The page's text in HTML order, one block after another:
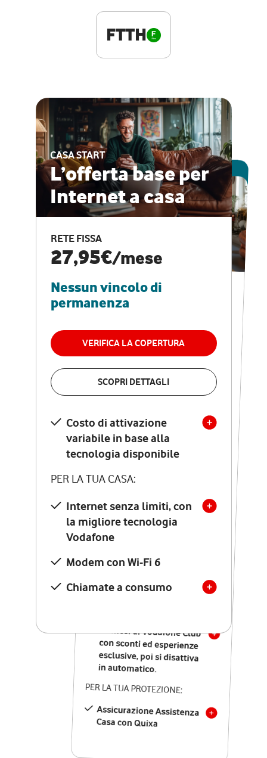
FTTH
CASA START
L’offerta base per
Internet a casa
RETE FISSA
27,95€/mese
Nessun vincolo di
permanenza
VERIFICA LA COPERTURA
SCOPRI DETTAGLI
Costo di attivazione
variabile in base alla
tecnologia disponibile
PER LA TUA CASA:
Internet senza limiti, con
la migliore tecnologia
Vodafone
Modem con Wi-Fi 6
Chiamate a consumo
ESCLUSIVA ONLINE
CASA PRO
Internet veloce e
vantaggi speciali
RETE FISSA + VODAFONE CLUB
29,95€
permanenza
VERIFICA LA COPERTURA
Costo di attivazione
variabile in base alla
tecnologia disponibile
PER LA TUA CASA:
Internet senza limiti, con
la migliore tecnologia
Vodafone
Modem Seven con Wi-Fi 7
Chiamate illimitate verso
numeri fissi e mobili
nazionali
12 mesi di Vodafone Club
con sconti ed esperienze
esclusive, poi si disattiva
in automatico.
PER LA TUA PROTEZIONE:
Assicurazione Assistenza
Casa con Quixa